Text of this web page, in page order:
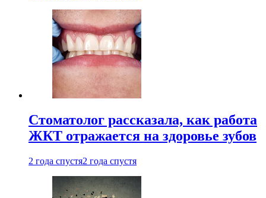
Стоматолог рассказала, как работа
ЖКТ отражается на здоровье зубов
2 года спустя2 года спустя